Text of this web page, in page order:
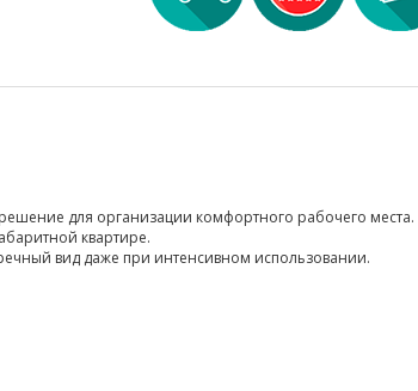
для организации комфортного рабочего места.
квартире.
вид даже при интенсивном использовании.